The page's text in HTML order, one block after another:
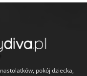
pokój dziecka,